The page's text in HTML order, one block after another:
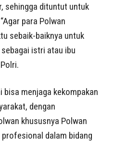
sehingga dituntut untuk
para Polwan
sebaik-baiknya untuk
istri atau ibu
bisa menjaga kekompakan
dengan
khususnya Polwan
dalam bidang